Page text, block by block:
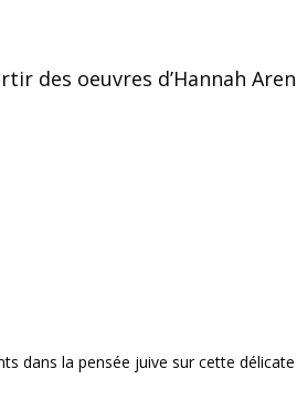
des oeuvres d’Hannah
dans la pensée juive sur cette